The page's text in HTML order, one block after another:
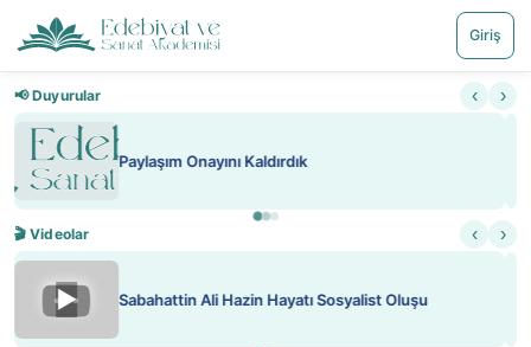
Giriş
📢 Duyurular ‹ ›
Nadir içeriklere kısıtlama ve kredi sistemi getirildi
🎬 Videolar ‹ ›
▶ ATEŞ YAKMAK KONU ÖZET J. LONDON